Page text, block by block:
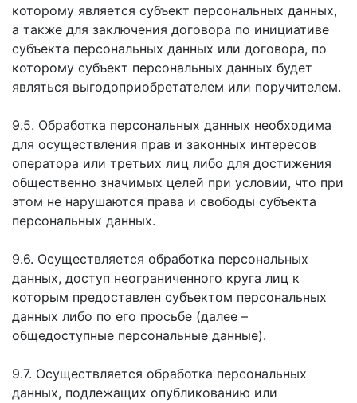
которому является субъект персональных данных,
а также для заключения договора по инициативе
субъекта персональных данных или договора, по
которому субъект персональных данных будет
являться выгодоприобретателем или поручителем.
9.5. Обработка персональных данных необходима
для осуществления прав и законных интересов
оператора или третьих лиц либо для достижения
общественно значимых целей при условии, что при
этом не нарушаются права и свободы субъекта
персональных данных.
9.6. Осуществляется обработка персональных
данных, доступ неограниченного круга лиц к
которым предоставлен субъектом персональных
данных либо по его просьбе (далее –
общедоступные персональные данные).
9.7. Осуществляется обработка персональных
данных, подлежащих опубликованию или